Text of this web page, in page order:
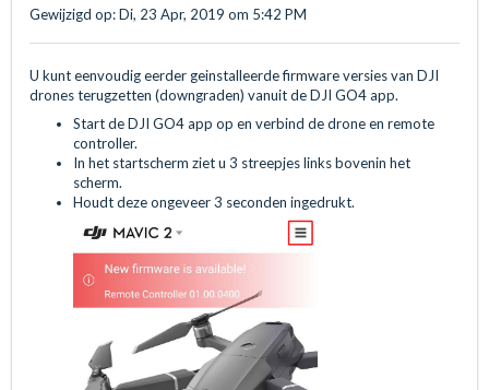
Gewijzigd op: Di, 23 Apr, 2019 om 5:42 PM
U kunt eenvoudig eerder geinstalleerde firmware versies van DJI
drones terugzetten (downgraden) vanuit de DJI GO4 app.
Start de DJI GO4 app op en verbind de drone en remote
controller.
In het startscherm ziet u 3 streepjes links bovenin het
scherm.
Houdt deze ongeveer 3 seconden ingedrukt.